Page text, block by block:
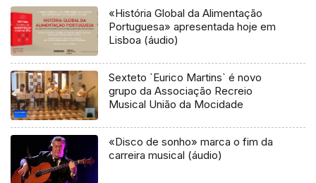
«História Global da Alimentação
Portuguesa» apresentada hoje em
Lisboa (áudio)
Sexteto `Eurico Martins` é novo
grupo da Associação Recreio
Musical União da Mocidade
«Disco de sonho» marca o fim da
carreira musical (áudio)